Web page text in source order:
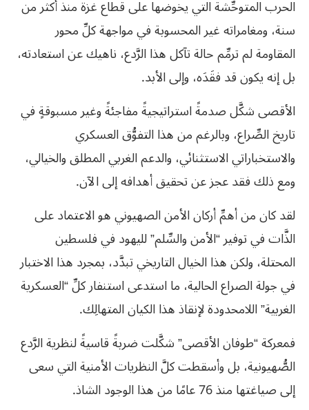
الحرب المتوحِّشة التي يخوضها على قطاع غزة منذ أكثر من
سنة، ومغامراته غير المحسوبة في مواجهة كلِّ محور
المقاومة لم ترمِّم حالة تآكل هذا الرَّدع، ناهيك عن استعادته،
بل إنه يكون قد فقَدَه، وإلى الأبد.
الأقصى شكَّل صدمةً استراتيجيةً مفاجئةً وغير مسبوقةٍ في
تاريخ الصِّراع، وبالرغم من هذا التفوُّق العسكري
والاستخباراتي الاستثنائي، والدعم الغربي المطلق والخيالي،
ومع ذلك فقد عجز عن تحقيق أهدافه إلى الآن.
لقد كان من أهمِّ أركان الأمن الصهيوني هو الاعتماد على
الذَّات في توفير “الأمن والسِّلم” لليهود في فلسطين
المحتلة، ولكن هذا الخيال التاريخي تبدَّد، بمجرد هذا الاختبار
في جولة الصراع الحالية، ما استدعى استنفار كلِّ “العسكرية
الغربية” اللامحدودة لإنقاذ هذا الكيان المتهالِك.
فمعركة “طوفان الأقصى” شكَّلت ضربةً قاسيةً لنظرية الرَّدع
الصُّهيونية، بل وأسقطت كلَّ النظريات الأمنية التي سعى
إلى صياغتها منذ 76 عامًا من هذا الوجود الشاذ.